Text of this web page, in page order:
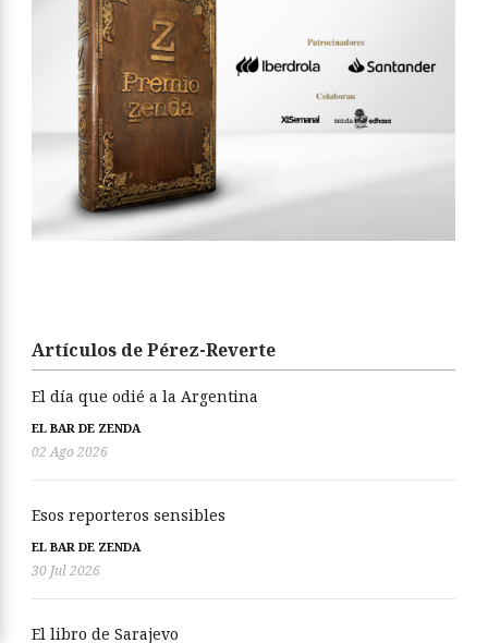
Artículos de Pérez-Reverte
El día que odié a la Argentina
EL BAR DE ZENDA
02 Ago 2026
Esos reporteros sensibles
EL BAR DE ZENDA
30 Jul 2026
El libro de Sarajevo